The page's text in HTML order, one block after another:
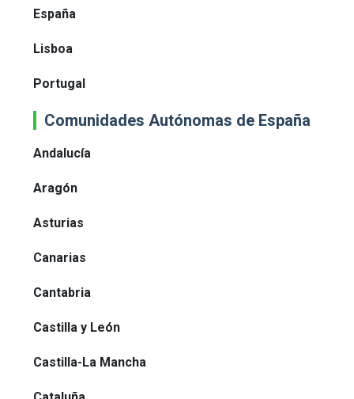
España
Lisboa
Portugal
Comunidades Autónomas de España
Andalucía
Aragón
Asturias
Canarias
Cantabria
Castilla y León
Castilla-La Mancha